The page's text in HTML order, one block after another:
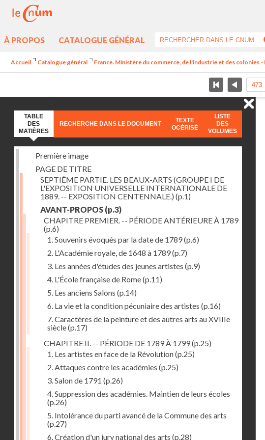
À PROPOS CATALOGUE GÉNÉRAL
Accueil Catalogue général France. Ministère du commerce, de l'industrie et des colonies
TABLE
DES
MATIÈRES
RECHERCHE DANS LE DOCUMENT
TEXTE
OCÉRISÉ
LISTE
DES
VOLUMES
Première image
PAGE DE TITRE
SEPTIÈME PARTIE. LES BEAUX-ARTS (GROUPE I DE
L'EXPOSITION UNIVERSELLE INTERNATIONALE DE
1889. -- EXPOSITION CENTENNALE.) (p.1)
AVANT-PROPOS (p.3)
CHAPITRE PREMIER. -- PÉRIODE ANTÉRIEURE À 1789
(p.6)
1. Souvenirs évoqués par la date de 1789(p.6)
2. L'Académie royale, de 1648 à 1789(p.7)
3. Les années d'études des jeunes artistes (p.9)
4. L'École française de Rome(p.11)
5. Les anciens Salons (p.14)
6. La vie et la condition pécuniaire des artistes (p.16)
7. Caractères de la peinture et des autres arts au XVIIIe
siècle(p.17)
CHAPITRE II. -- PÉRIODE DE 1789 À 1799(p.25)
1. Les artistes en face de la Révolution(p.25)
2. Attaques contre les académies (p.25)
3. Salon de 1791 (p.26)
4. Suppression des académies. Maintien de leurs écoles
(p.26)
5. Intolérance du parti avancé de la Commune des arts
(p.27)
6. Création d'un jury national des arts (p.28)